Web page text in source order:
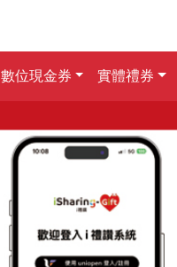
數位現金券 實體禮券